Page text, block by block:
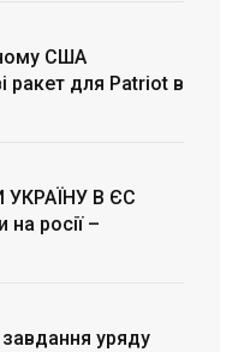
США
ракет для Patriot в
В ЄС
на росії –
завдання уряду